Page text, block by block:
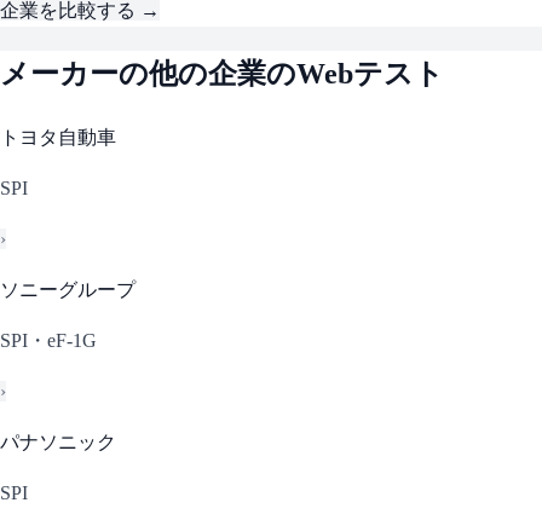
企業を比較する →
メーカーの他の企業のWebテスト
トヨタ自動車
SPI
›
ソニーグループ
SPI・eF-1G
›
パナソニック
SPI